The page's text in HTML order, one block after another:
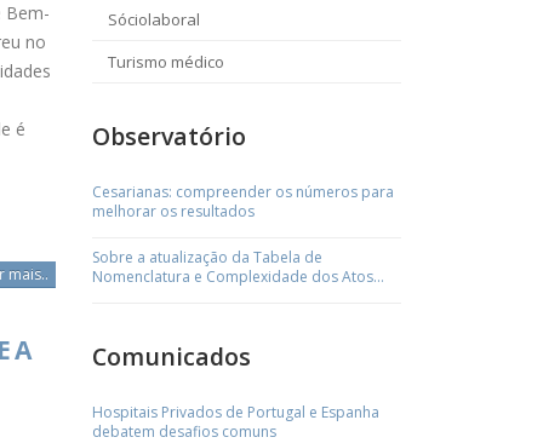
Bem-
no
é
mais..
A
Sóciolaboral
Turismo médico
Observatório
Cesarianas: compreender os números para
melhorar os resultados
Sobre a atualização da Tabela de
Nomenclatura e Complexidade dos Atos
Comunicados
Hospitais Privados de Portugal e Espanha
debatem desafios comuns